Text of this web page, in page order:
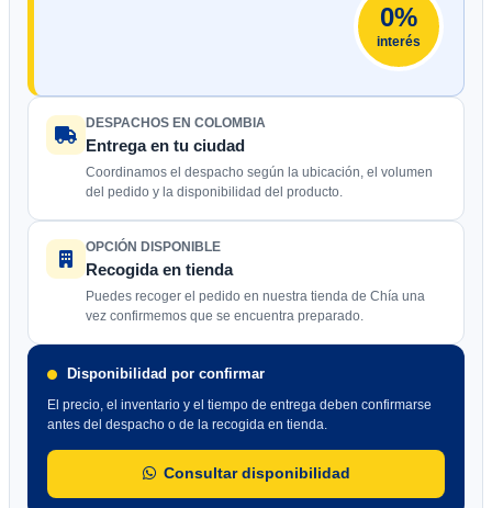
0%
interés
DESPACHOS EN COLOMBIA
Entrega en tu ciudad
Coordinamos el despacho según la ubicación, el volumen
del pedido y la disponibilidad del producto.
OPCIÓN DISPONIBLE
Recogida en tienda
Puedes recoger el pedido en nuestra tienda de Chía una
vez confirmemos que se encuentra preparado.
Disponibilidad por confirmar
El precio, el inventario y el tiempo de entrega deben confirmarse
antes del despacho o de la recogida en tienda.
Consultar disponibilidad